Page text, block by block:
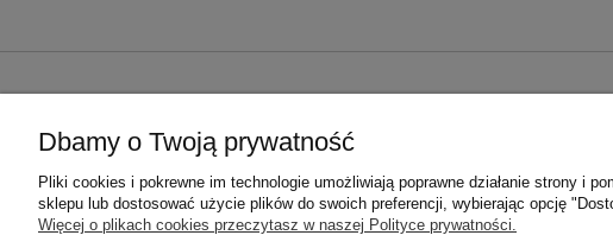
ABAŻURY NA ZAMÓWIENIE
Czas realizacji zamówienia
Koszty dostawy
Formy płatności
Polityka prywatności
Dbamy o Twoją prywatność
Pliki cookies i pokrewne im technologie umożliwiają poprawne działanie strony i
sklepu lub dostosować użycie plików do swoich preferencji, wybierając opcję
Więcej o plikach cookies przeczytasz w naszej Polityce prywatności.